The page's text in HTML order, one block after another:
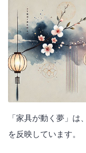
「家具が動く夢」
を反映しています。